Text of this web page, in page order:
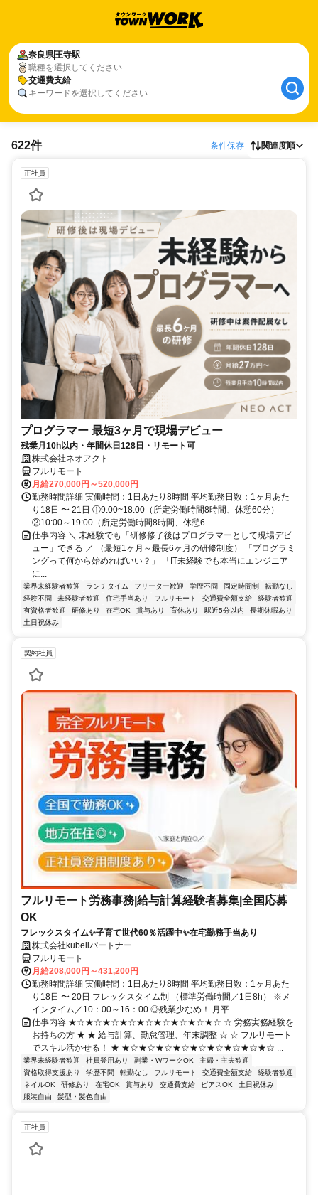
奈良県王寺駅
職種を選択してください
交通費支給
キーワードを選択してください
622件 条件保存 関連度順
正社員
プログラマー 最短3ヶ月で現場デビュー
残業月10h以内・年間休日128日・リモート可
株式会社ネオアクト
フルリモート
月給270,000円～520,000円
勤務時間詳細 実働時間：1日あたり8時間 平均勤務日数：1ヶ月あた
り18日 〜 21日 ①9:00~18:00（所定労働時間8時間、休憩60分）
②10:00～19:00（所定労働時間8時間、休憩6...
仕事内容 ＼ 未経験でも「研修修了後はプログラマーとして現場デビ
ュー」できる ／ （最短1ヶ月～最長6ヶ月の研修制度） 「プログラミ
ングって何から始めればいい？」 「IT未経験でも本当にエンジニア
に...
業界未経験者歓迎 ランチタイム フリーター歓迎 学歴不問 固定時間制
転勤なし
経験不問
未経験者歓迎 住宅手当あり フルリモート 交通費全額支給
経験者歓迎
有資格者歓迎
研修あり 在宅OK 賞与あり 育休あり 駅近5分以内
長期休暇あり
土日祝休み
契約社員
フルリモート労務事務|給与計算経験者募集|全国応募
OK
フレックスタイム✨子育て世代60％活躍中✨在宅勤務手当あり
株式会社kubellパートナー
フルリモート
月給208,000円～431,200円
勤務時間詳細 実働時間：1日あたり8時間 平均勤務日数：1ヶ月あた
り18日 〜 20日 フレックスタイム制 （標準労働時間／1日8h） ※メ
インタイム／10：00～16：00 ◎残業少なめ！ 月平...
仕事内容 ★☆★☆★☆★☆★☆★☆★☆★☆★☆ ☆ 労務実務経験を
お持ちの方 ★ ★ 給与計算、勤怠管理、年末調整 ☆ ☆ フルリモート
でスキル活かせる！ ★ ★☆★☆★☆★☆★☆★☆★☆★☆★☆ ...
業界未経験者歓迎 社員登用あり 副業・WワークOK
主婦・主夫歓迎
資格取得支援あり
学歴不問 転勤なし フルリモート 交通費全額支給
経験者歓迎
ネイルOK
研修あり 在宅OK 賞与あり 交通費支給 ピアスOK
土日祝休み
服装自由
髪型・髪色自由
正社員